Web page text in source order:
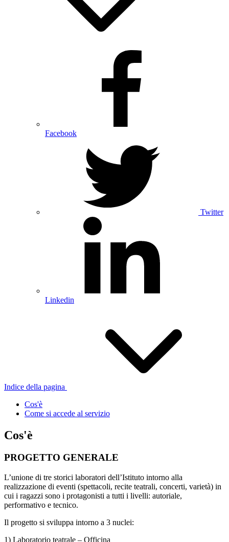
Facebook
Twitter
Linkedin
Indice della pagina
Cos'è
Come si accede al servizio
Cos'è
PROGETTO GENERALE
L’unione di tre storici laboratori dell’Istituto intorno alla
realizzazione di eventi (spettacoli, recite teatrali, concerti, varietà) in
cui i ragazzi sono i protagonisti a tutti i livelli: autoriale,
performativo e tecnico.
Il progetto si sviluppa intorno a 3 nuclei:
1) Laboratorio teatrale – Officina